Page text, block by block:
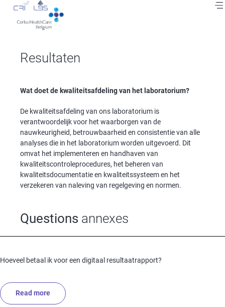
Skip
main
Resultaten
Wat doet de kwaliteitsafdeling van het laboratorium?
De kwaliteitsafdeling van ons laboratorium is
verantwoordelijk voor het waarborgen van de
nauwkeurigheid, betrouwbaarheid en consistentie van alle
analyses die in het laboratorium worden uitgevoerd. Dit
omvat het implementeren en handhaven van
kwaliteitscontroleprocedures, het beheren van
kwaliteitsdocumentatie en kwaliteitssysteem en het
verzekeren van naleving van regelgeving en normen.
Questions annexes
Hoeveel betaal ik voor een digitaal resultaatrapport?
Read more about Hoeveel betaal ik voor een digitaal